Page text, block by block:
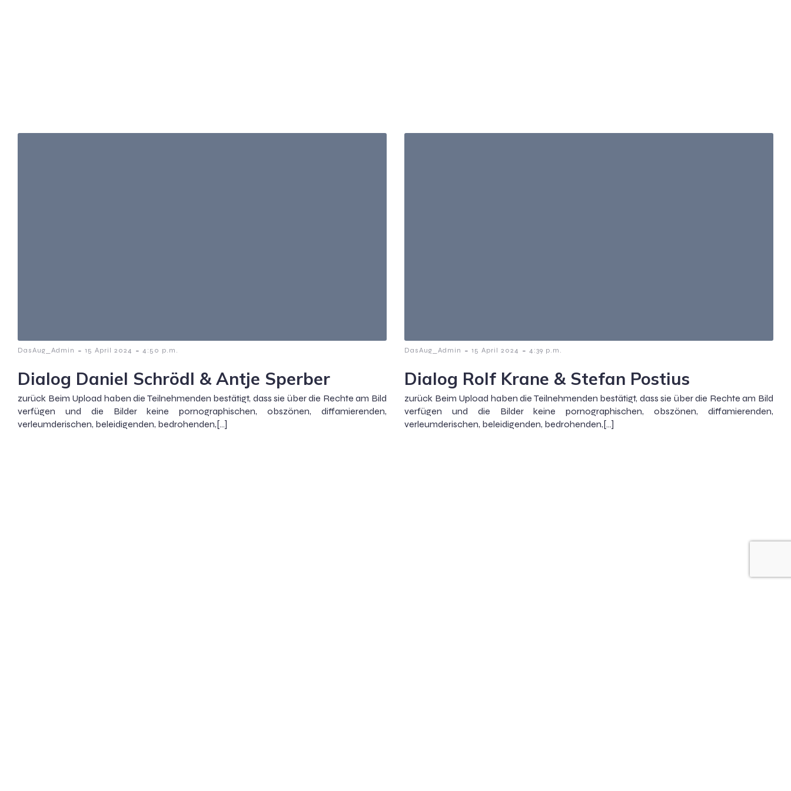
DasAug_Admin - 15 April 2024 - 4:50 p.m.
Dialog Daniel Schrödl & Antje Sperber
zurück Beim Upload haben die Teilnehmenden bestätigt, dass sie über die Rechte am Bild
verfügen und die Bilder keine pornographischen, obszönen, diffamierenden,
verleumderischen, beleidigenden, bedrohenden,[…]
DasAug_Admin - 15 April 2024 - 4:39 p.m.
Dialog Rolf Krane & Stefan Postius
zurück Beim Upload haben die Teilnehmenden bestätigt, dass sie über die Rechte am Bild
verfügen und die Bilder keine pornographischen, obszönen, diffamierenden,
verleumderischen, beleidigenden, bedrohenden,[…]